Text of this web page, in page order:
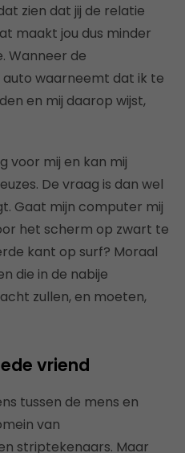
zien dat jij de relatie
maakt jou dus minder
Wanneer de
waarneemt dat ik te
en mij daarop wijst,
voor mij en kan mij
De vraag is dan wel
Gaat mijn computer mij
het scherm op zwart te
kant op surf? Moraal
die in de nabije
zullen, en moeten,
vriend
tussen de mens en
van
striptekenaars. Maar